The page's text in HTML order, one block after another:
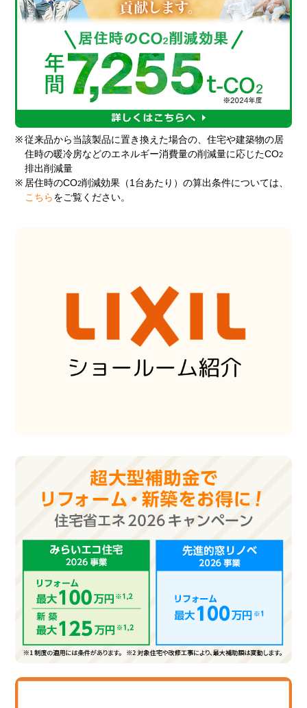
※ 従来品から当該製品に置き換えた場合の、住宅や建築物の居
住時の暖冷房などのエネルギー消費量の削減量に応じたCO2
排出削減量
※ 居住時のCO2削減効果（1台あたり）の算出条件については、
こちら をご覧ください。